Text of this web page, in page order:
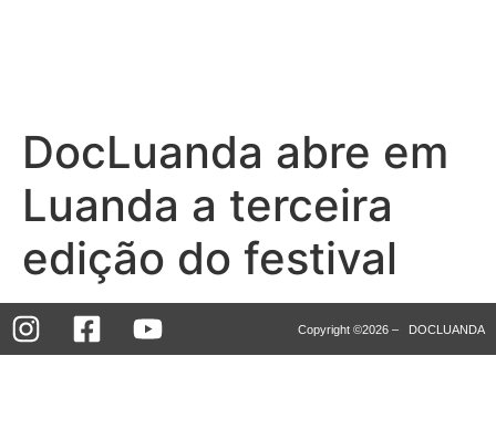
DocLuanda abre em
Luanda a terceira
edição do festival
Copyright ©2026 – DOCLUANDA